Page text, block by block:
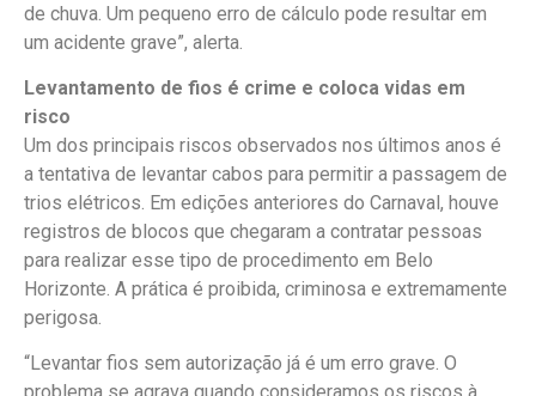
de chuva. Um pequeno erro de cálculo pode resultar em
um acidente grave”, alerta.
Levantamento de fios é crime e coloca vidas em
risco
Um dos principais riscos observados nos últimos anos é
a tentativa de levantar cabos para permitir a passagem de
trios elétricos. Em edições anteriores do Carnaval, houve
registros de blocos que chegaram a contratar pessoas
para realizar esse tipo de procedimento em Belo
Horizonte. A prática é proibida, criminosa e extremamente
perigosa.
“Levantar fios sem autorização já é um erro grave. O